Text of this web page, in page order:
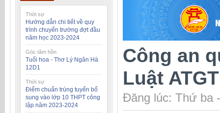
Thời sự
Hướng dẫn chi tiết về quy
trình chuyển trường đợt đầu
năm học 2023-2024
Góc tâm hồn
Tuổi hoa - Thơ Lý Ngân Hà
12D1
Thời sự
Điểm chuẩn trúng tuyển bổ
sung vào lớp 10 THPT công
lập năm 2023-2024
Công an
Luật
Đăng lúc: Thứ ba